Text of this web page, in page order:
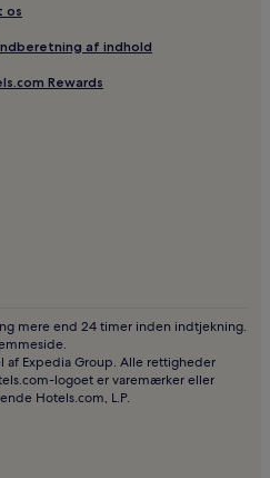
os
af indhold
Rewards
mere end 24 timer inden indtjekning.
af Expedia Group. Alle rettigheder
logoet er varemærker eller
Hotels.com, L.P.